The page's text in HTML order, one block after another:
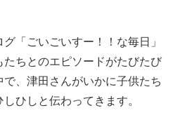
「ごいごいすー！！な毎日」
ちとのエピソードがたびたび
、津田さんがいかに子供たち
ひしと伝わってきます。